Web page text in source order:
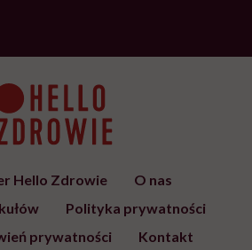
Hello Zdrowie
O nas
Polityka prywatności
prywatności
Kontakt